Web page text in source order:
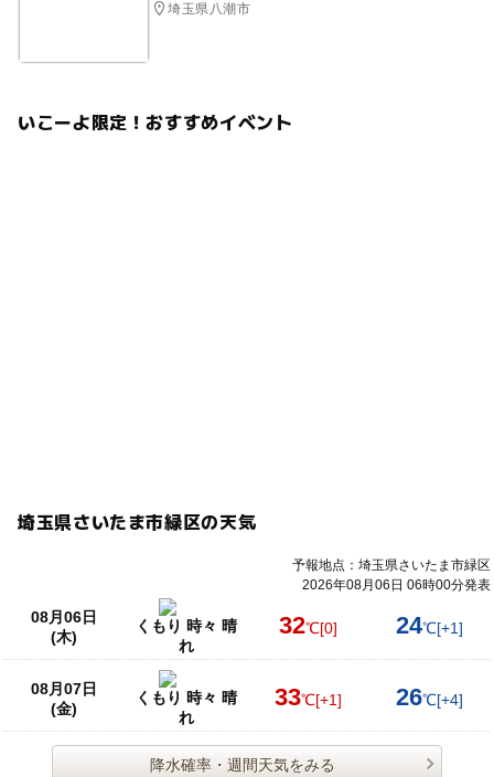
埼玉県八潮市
いこーよ限定！おすすめイベント
埼玉県さいたま市緑区の天気
予報地点：埼玉県さいたま市緑区
2026年08月06日 06時00分発表
08月06日
(木)
くもり 時々 晴
れ
32℃[0] 24℃[+1]
08月07日
(金)
くもり 時々 晴
れ
33℃[+1] 26℃[+4]
降水確率・週間天気をみる